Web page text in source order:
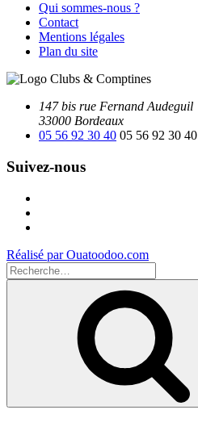
Qui sommes-nous ?
Contact
Mentions légales
Plan du site
147 bis rue Fernand Audeguil
33000 Bordeaux
05 56 92 30 40 05 56 92 30 40
Suivez-nous
Réalisé par Ouatoodoo.com
Recherche
pour